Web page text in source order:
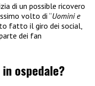
di un possible ricovero
volto di “Uomini e
fatto il giro dei social,
dei fan
ospedale?